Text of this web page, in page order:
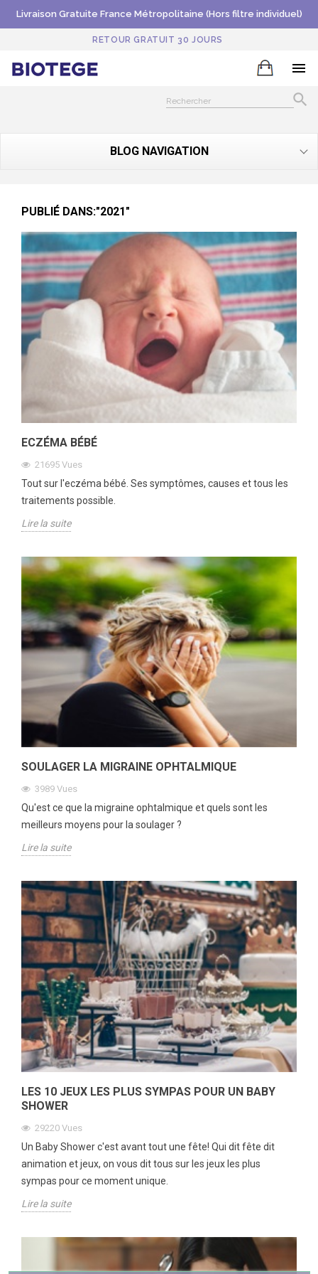
Livraison Gratuite France Métropolitaine (Hors filtre individuel)
RETOUR GRATUIT 30 JOURS


BLOG NAVIGATION
PUBLIÉ DANS:"2021"
ECZÉMA BÉBÉ
21695 Vues
Tout sur l'eczéma bébé. Ses symptômes, causes et tous les
traitements possible.
Lire la suite
SOULAGER LA MIGRAINE OPHTALMIQUE
3989 Vues
Qu'est ce que la migraine ophtalmique et quels sont les
meilleurs moyens pour la soulager ?
Lire la suite
LES 10 JEUX LES PLUS SYMPAS POUR UN BABY
SHOWER
29220 Vues
Un Baby Shower c'est avant tout une fête! Qui dit fête dit
animation et jeux, on vous dit tous sur les jeux les plus
sympas pour ce moment unique.
Lire la suite